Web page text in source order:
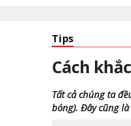
Tips
Cách
Tất cả chúng ta
bóng). Đây cũng